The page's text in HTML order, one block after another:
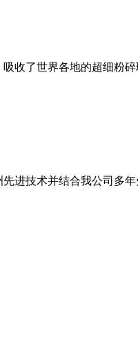
收了世界各地的超细粉
进技术并结合我公司多